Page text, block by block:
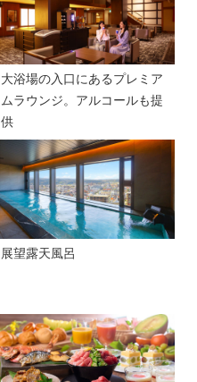
大浴場の入口にあるプレミア
ムラウンジ。アルコールも提
供
展望露天風呂